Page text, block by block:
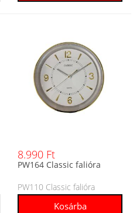
8.990 Ft
PW164 Classic falióra
PW110 Classic falióra